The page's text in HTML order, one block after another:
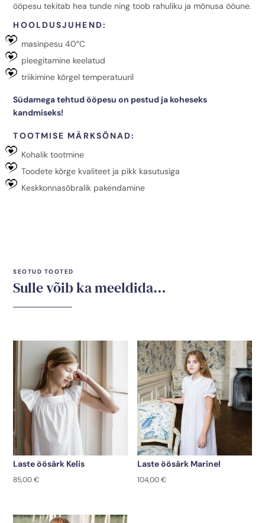
ööpesu tekitab hea tunde ning toob rahuliku ja mõnusa ööune.
HOOLDUSJUHEND:
masinpesu 40°C
pleegitamine keelatud
triikimine kõrgel temperatuuril
Südamega tehtud ööpesu on pestud ja koheseks
kandmiseks!
TOOTMISE MÄRKSÕNAD:
Kohalik tootmine
Toodete kõrge kvaliteet ja pikk kasutusiga
Keskkonnasõbralik pakendamine
SEOTUD TOOTED
Sulle võib ka meeldida…
Laste öösärk Kelis
85,00€
Laste öösärk Marinel
104,00€